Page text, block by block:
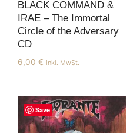
BLACK COMMAND &
IRAE – The Immortal
Circle of the Adversary
CD
6,00 € inkl. MwSt.
Save